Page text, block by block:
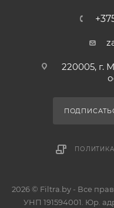
220005, г.
2026 © Filtra.by - Все
УНП 191594001. Юр.